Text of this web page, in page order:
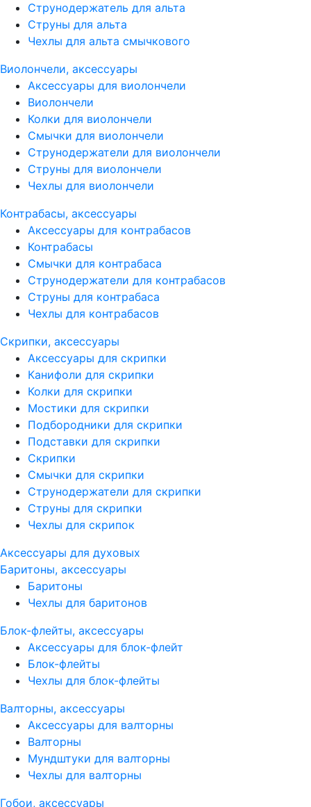
Струнодержатель для альта
Струны для альта
Чехлы для альта смычкового
Виолончели, аксессуары
Аксессуары для виолончели
Виолончели
Колки для виолончели
Смычки для виолончели
Струнодержатели для виолончели
Струны для виолончели
Чехлы для виолончели
Контрабасы, аксессуары
Аксессуары для контрабасов
Контрабасы
Смычки для контрабаса
Струнодержатели для контрабасов
Струны для контрабаса
Чехлы для контрабасов
Скрипки, аксессуары
Аксессуары для скрипки
Канифоли для скрипки
Колки для скрипки
Мостики для скрипки
Подбородники для скрипки
Подставки для скрипки
Скрипки
Смычки для скрипки
Струнодержатели для скрипки
Струны для скрипки
Чехлы для скрипок
Аксессуары для духовых
Баритоны, аксессуары
Баритоны
Чехлы для баритонов
Блок-флейты, аксессуары
Аксессуары для блок-флейт
Блок-флейты
Чехлы для блок-флейты
Валторны, аксессуары
Аксессуары для валторны
Валторны
Мундштуки для валторны
Чехлы для валторны
Гобои, аксессуары